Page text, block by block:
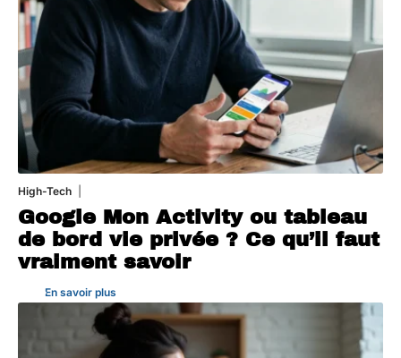
High-Tech
Google Mon Activity ou tableau
de bord vie privée ? Ce qu’il faut
vraiment savoir
En savoir plus